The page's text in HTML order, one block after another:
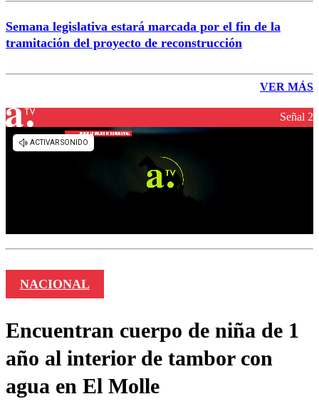
Semana legislativa estará marcada por el fin de la
tramitación del proyecto de reconstrucción
VER MÁS
Señal 2
NACIONAL
Encuentran cuerpo de niña de 1
año al interior de tambor con
agua en El Molle